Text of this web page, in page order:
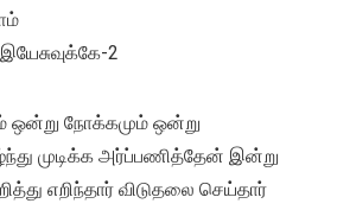
2
ஒன்று நோக்கமும் ஒன்று
முடிக்க அர்ப்பணித்தேன் இன்று
எறிந்தார் விடுதலை செய்தார்